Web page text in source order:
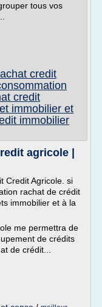
tous vos
credit
credit
immobilier et
immobilier
agricole |
Credit Agricole. si
rachat de crédit
immobilier et à la
me permettra de
de crédits
de crédit...